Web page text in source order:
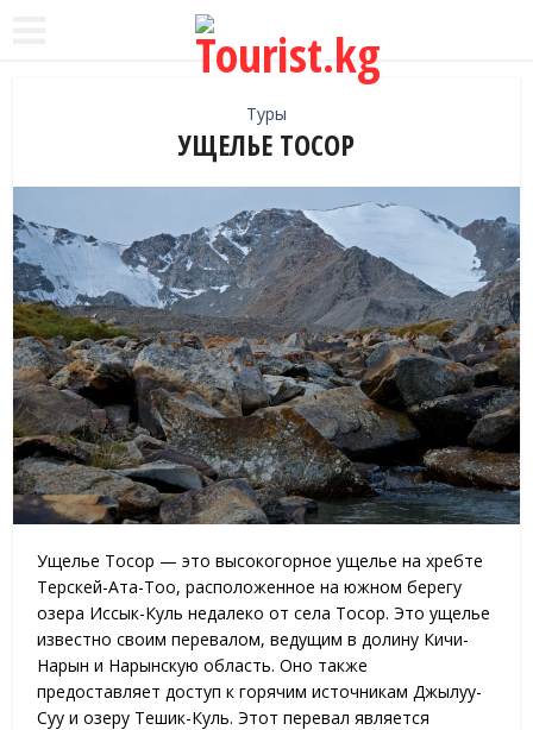
Туры
УЩЕЛЬЕ ТОСОР
Ущелье Тосор — это высокогорное ущелье на хребте
Терскей-Ата-Тоо, расположенное на южном берегу
озера Иссык-Куль недалеко от села Тосор. Это ущелье
известно своим перевалом, ведущим в долину Кичи-
Нарын и Нарынскую область. Оно также
предоставляет доступ к горячим источникам Джылуу-
Суу и озеру Тешик-Куль. Этот перевал является